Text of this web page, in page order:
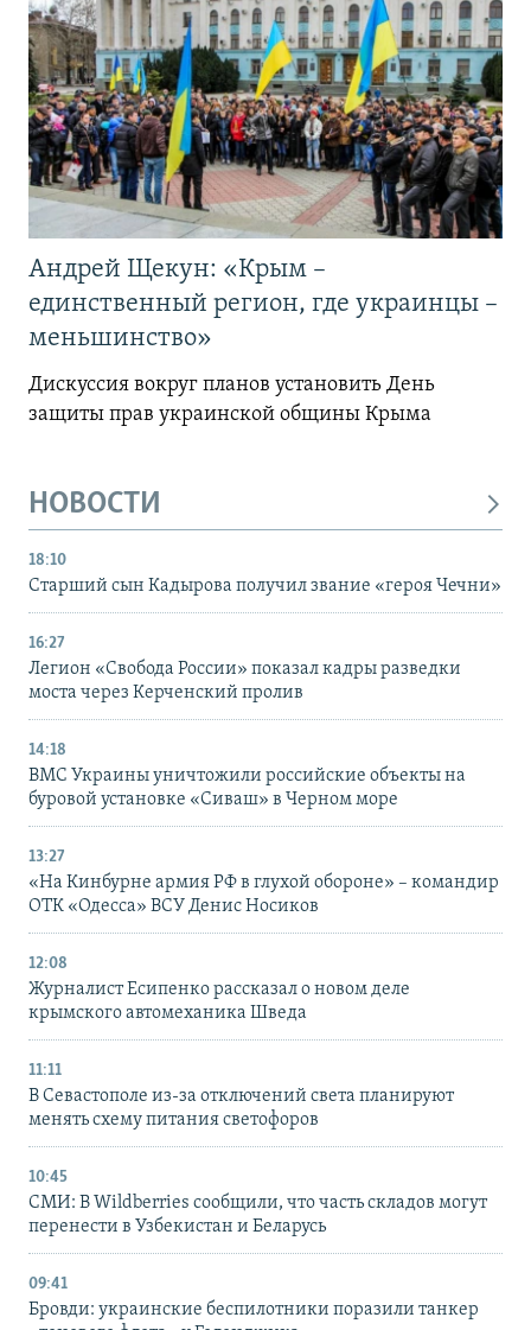
Андрей Щекун: «Крым –
единственный регион, где украинцы –
меньшинство»
Дискуссия вокруг планов установить День
защиты прав украинской общины Крыма
НОВОСТИ
18:10
Старший сын Кадырова получил звание «героя Чечни»
16:27
Легион «Свобода России» показал кадры разведки
моста через Керченский пролив
14:18
ВМС Украины уничтожили российские объекты на
буровой установке «Сиваш» в Черном море
13:27
«На Кинбурне армия РФ в глухой обороне» – командир
ОТК «Одесса» ВСУ Денис Носиков
12:08
Журналист Есипенко рассказал о новом деле
крымского автомеханика Шведа
11:11
В Севастополе из-за отключений света планируют
менять схему питания светофоров
10:45
СМИ: В Wildberries сообщили, что часть складов могут
перенести в Узбекистан и Беларусь
09:41
Бровди: украинские беспилотники поразили танкер